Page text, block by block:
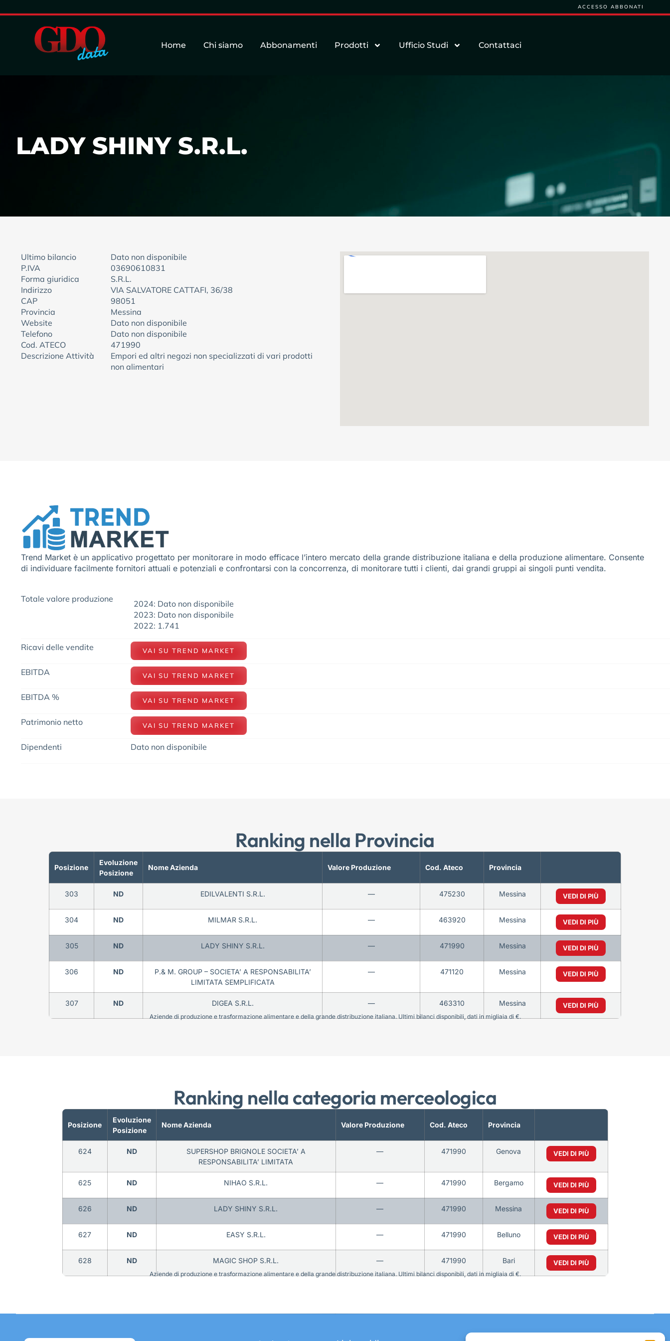
ACCESSO ABBONATI
Home Chi siamo Abbonamenti Prodotti Ufficio Studi Contattaci
LADY SHINY S.R.L.
Ultimo bilancio
Dato non disponibile
P.IVA
03690610831
Forma giuridica
S.R.L.
Indirizzo
VIA SALVATORE CATTAFI, 36/38
CAP
98051
Provincia
Messina
Website
Dato non disponibile
Telefono
Dato non disponibile
Cod. ATECO
471990
Descrizione Attività
Empori ed altri negozi non specializzati di vari prodotti
non alimentari
Trend Market è un applicativo progettato per monitorare in modo efficace l’intero mercato della grande distribuzione italiana e della produzione alimentare. Consente
di individuare facilmente fornitori attuali e potenziali e confrontarsi con la concorrenza, di monitorare tutti i clienti, dai grandi gruppi ai singoli punti vendita.
Totale valore produzione
2024: Dato non disponibile
2023: Dato non disponibile
2022: 1.741
Ricavi delle vendite VAI SU TREND MARKET
EBITDA VAI SU TREND MARKET
EBITDA % VAI SU TREND MARKET
Patrimonio netto VAI SU TREND MARKET
Dipendenti Dato non disponibile
Ranking nella Provincia
Posizione
Evoluzione
Posizione
Nome Azienda Valore Produzione Cod. Ateco Provincia
303 ND EDILVALENTI S.R.L. — 475230 Messina VEDI DI PIÙ
304 ND MILMAR S.R.L. — 463920 Messina VEDI DI PIÙ
305 ND LADY SHINY S.R.L. — 471990 Messina VEDI DI PIÙ
306 ND
P.& M. GROUP – SOCIETA’ A RESPONSABILITA’
LIMITATA SEMPLIFICATA
— 471120 Messina VEDI DI PIÙ
307 ND DIGEA S.R.L. — 463310 Messina VEDI DI PIÙ
Aziende di produzione e trasformazione alimentare e della grande distribuzione italiana. Ultimi bilanci disponibili, dati in migliaia di €.
Ranking nella categoria merceologica
Posizione
Evoluzione
Posizione
Nome Azienda Valore Produzione Cod. Ateco Provincia
624 ND
SUPERSHOP BRIGNOLE SOCIETA’ A
RESPONSABILITA’ LIMITATA
— 471990 Genova VEDI DI PIÙ
625 ND NIHAO S.R.L. — 471990 Bergamo VEDI DI PIÙ
626 ND LADY SHINY S.R.L. — 471990 Messina VEDI DI PIÙ
627 ND EASY S.R.L. — 471990 Belluno VEDI DI PIÙ
628 ND MAGIC SHOP S.R.L. — 471990 Bari VEDI DI PIÙ
Aziende di produzione e trasformazione alimentare e della grande distribuzione italiana. Ultimi bilanci disponibili, dati in migliaia di €.